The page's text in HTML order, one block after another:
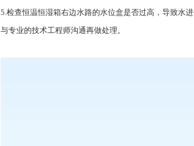
5.检查恒温恒湿箱右边水路的水位盒是否过高，导致水
与专业的技术工程师沟通再做处理。